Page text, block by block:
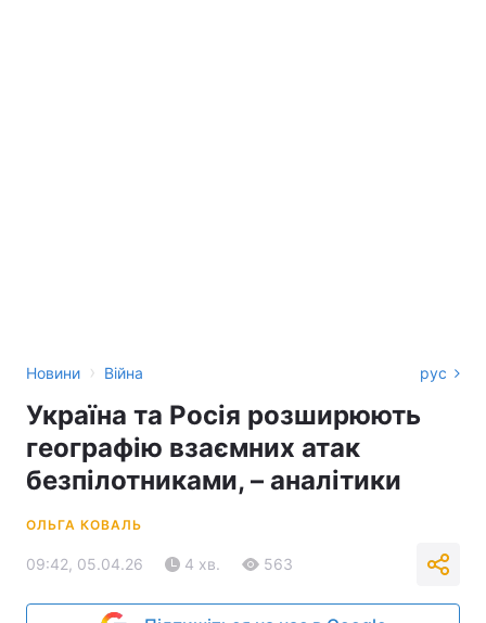
Новини › Війна рус
Україна та Росія розширюють
географію взаємних атак
безпілотниками, – аналітики
ОЛЬГА КОВАЛЬ
09:42, 05.04.26 4 хв. 563